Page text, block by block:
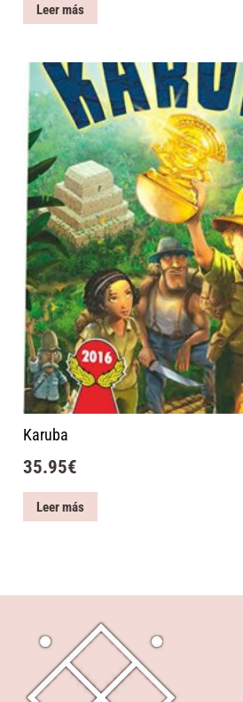
Leer más
Karuba
35.95€
Leer más